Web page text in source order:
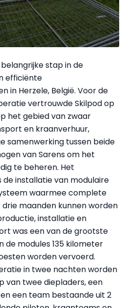
stap in de
efficiënte
in Herzele, België. Voor de
vertrouwde Skilpod op
het gebied van zwaar
en kraanverhuur,
samenwerking tussen beide
van Sarens om het
te beheren. Het
de installatie van modulaire
waarmee complete
maanden kunnen worden
installatie en
was een van de grootste
de modules 135 kilometer
worden vervoerd.
in twee nachten worden
van twee diepladers, een
een team bestaande uit 2